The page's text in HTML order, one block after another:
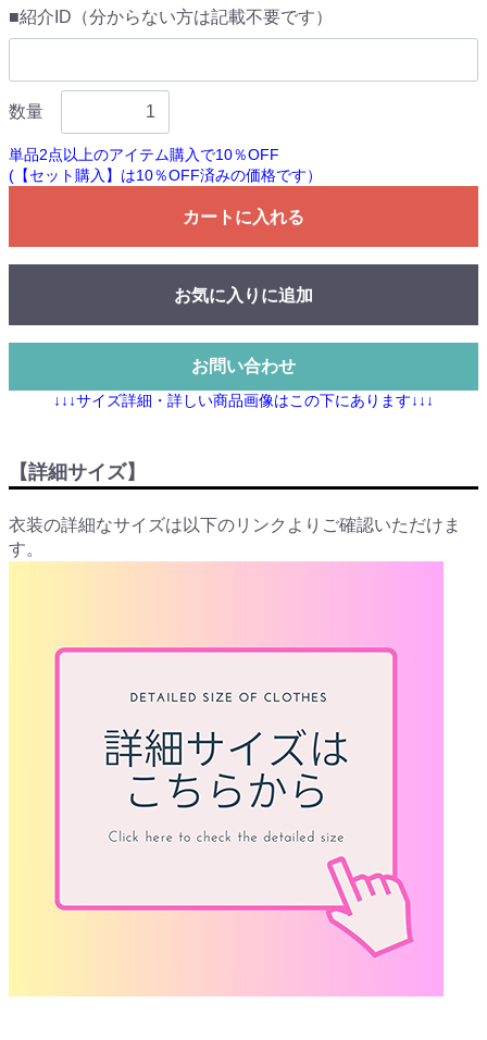
■紹介ID（分からない方は記載不要です）
数量
単品2点以上のアイテム購入で10％OFF
(【セット購入】は10％OFF済みの価格です）
カートに入れる
お気に入りに追加
お問い合わせ
↓↓↓サイズ詳細・詳しい商品画像はこの下にあります↓↓↓
【詳細サイズ】
衣装の詳細なサイズは以下のリンクよりご確認いただけま
す。